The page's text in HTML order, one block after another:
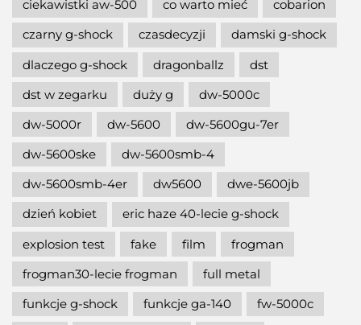
ciekawistki aw-500
co warto mieć
cobarion
czarny g-shock
czasdecyzji
damski g-shock
dlaczego g-shock
dragonballz
dst
dst w zegarku
duży g
dw-5000c
dw-5000r
dw-5600
dw-5600gu-7er
dw-5600ske
dw-5600smb-4
dw-5600smb-4er
dw5600
dwe-5600jb
dzień kobiet
eric haze 40-lecie g-shock
explosion test
fake film
frogman
frogman30-lecie frogman
full metal
funkcje g-shock
funkcje ga-140
fw-5000c